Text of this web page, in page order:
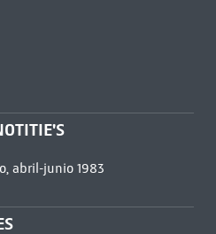
abril-junio 1983